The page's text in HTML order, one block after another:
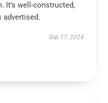
It’s well-constructed,
advertised.
Sep 17, 2024